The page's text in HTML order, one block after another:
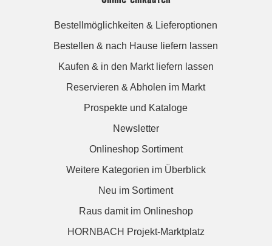
Bestellmöglichkeiten & Lieferoptionen
Bestellen & nach Hause liefern lassen
Kaufen & in den Markt liefern lassen
Reservieren & Abholen im Markt
Prospekte und Kataloge
Newsletter
Onlineshop Sortiment
Weitere Kategorien im Überblick
Neu im Sortiment
Raus damit im Onlineshop
HORNBACH Projekt-Marktplatz